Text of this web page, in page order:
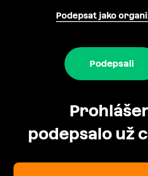
Podepsat jako
Podepsali
podepsalo už